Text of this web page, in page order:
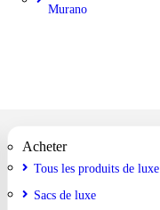
Murano
Acheter
Tous les produits de luxe
Sacs de luxe